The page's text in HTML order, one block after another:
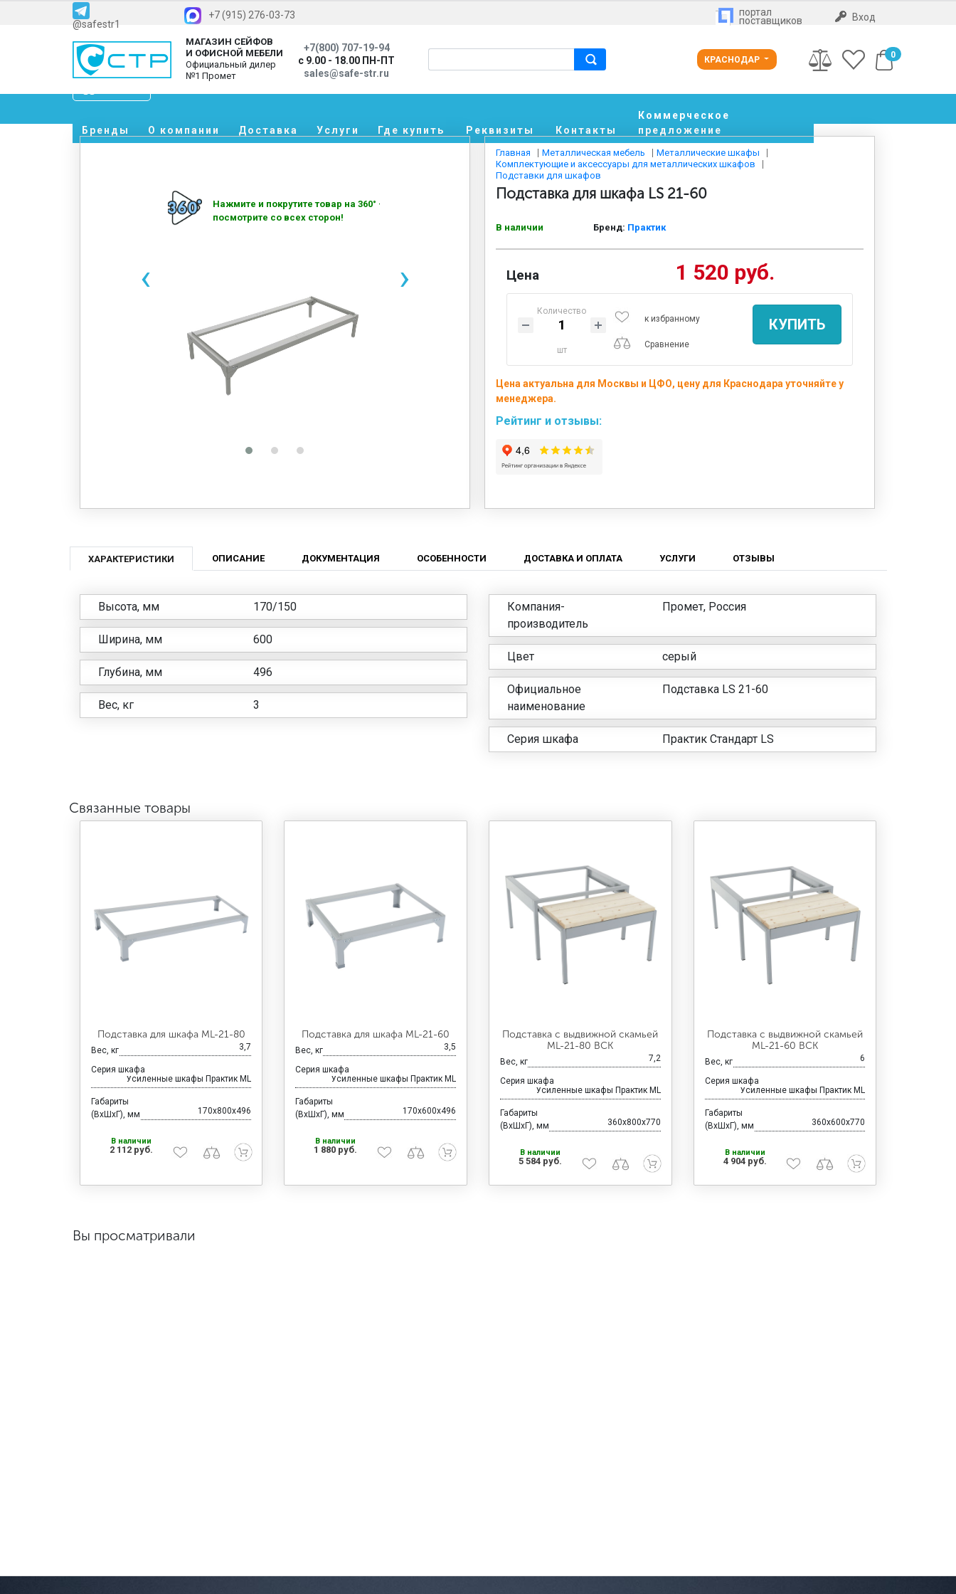
@safestr1
+7 (915) 276-03-73 портал
поставщиков Вход
МАГАЗИН СЕЙФОВ
И ОФИСНОЙ МЕБЕЛИ
Официальный дилер
№1 Промет
+7(800) 707-19-94
с 9.00 - 18.00 ПН-ПТ
sales@safe-str.ru
КРАСНОДАР 0
Бренды О компании Доставка Услуги Где купить Реквизиты Контакты
Коммерческое
предложение
Нажмите и покрутите товар на 360° —
посмотрите со всех сторон!
‹ ›
Главная Металлическая мебель
Металлические шкафы
Комплектующие и аксессуары для металлических шкафов
Подставки для шкафов
Подставка для шкафа LS 21-60
В наличии Бренд: Практик
Цена 1 520 руб.
Количество
шт
к избранному
Сравнение
КУПИТЬ
Цена актуальна для Москвы и ЦФО, цену для Краснодара уточняйте у
менеджера.
Рейтинг и отзывы:
ХАРАКТЕРИСТИКИ ОПИСАНИЕ ДОКУМЕНТАЦИЯ ОСОБЕННОСТИ ДОСТАВКА И ОПЛАТА УСЛУГИ ОТЗЫВЫ
Высота, мм 170/150
Ширина, мм 600
Глубина, мм 496
Вес, кг 3
Компания-
производитель
Промет, Россия
Цвет серый
Официальное
наименование
Подставка LS 21-60
Серия шкафа Практик Стандарт LS
Связанные товары
Подставка для шкафа ML-21-80
Вес, кг 3,7
Серия шкафа
Усиленные шкафы Практик ML
Габариты
(ВхШхГ), мм
170x800x496
В наличии
2 112 руб.
Подставка для шкафа ML-21-60
Вес, кг 3,5
Серия шкафа
Усиленные шкафы Практик ML
Габариты
(ВхШхГ), мм
170x600x496
В наличии
1 880 руб.
Подставка с выдвижной скамьей
ML-21-80 ВСК
Вес, кг 7,2
Серия шкафа
Усиленные шкафы Практик ML
Габариты
(ВхШхГ), мм
360x800x770
В наличии
5 584 руб.
Подставка с выдвижной скамьей
ML-21-60 ВСК
Вес, кг 6
Серия шкафа
Усиленные шкафы Практик ML
Габариты
(ВхШхГ), мм
360x600x770
В наличии
4 904 руб.
Вы просматривали